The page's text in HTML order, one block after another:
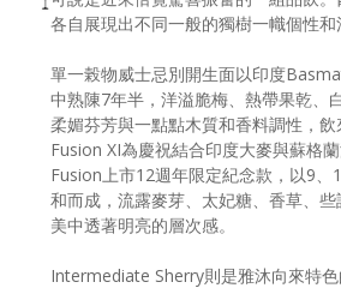
各自展現出不同一般的獨樹一幟個性和
單一榖物威士忌別開生面以印度
中熟陳7年半，洋溢脆梅、熱帶果乾、
柔媚芬芳與一點點木質和香料調性，飲
Fusion XI為慶祝結合印度大麥與蘇格
Fusion上市12週年限定紀念款，以9、
和而成，流露麥芽、太妃糖、香草、
美中透著明亮的層次感。
Intermediate Sherry則是雅沐向來特